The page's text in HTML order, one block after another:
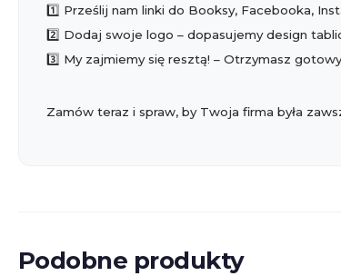
1️⃣ Prześlij nam linki do Booksy, Facebooka,
2️⃣ Dodaj swoje logo – dopasujemy design
3️⃣ My zajmiemy się resztą! – Otrzymasz
Zamów teraz i spraw, by Twoja firma była
Podobne produkty